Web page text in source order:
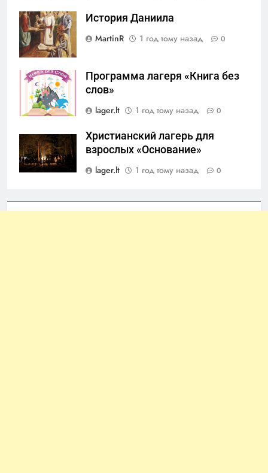
История Даниила
MartinR
1 год тому назад 0
Программа лагеря «Книга без
слов»
lager.lt
1 год тому назад 0
Христианский лагерь для
взрослых «Основание»
lager.lt
1 год тому назад 0